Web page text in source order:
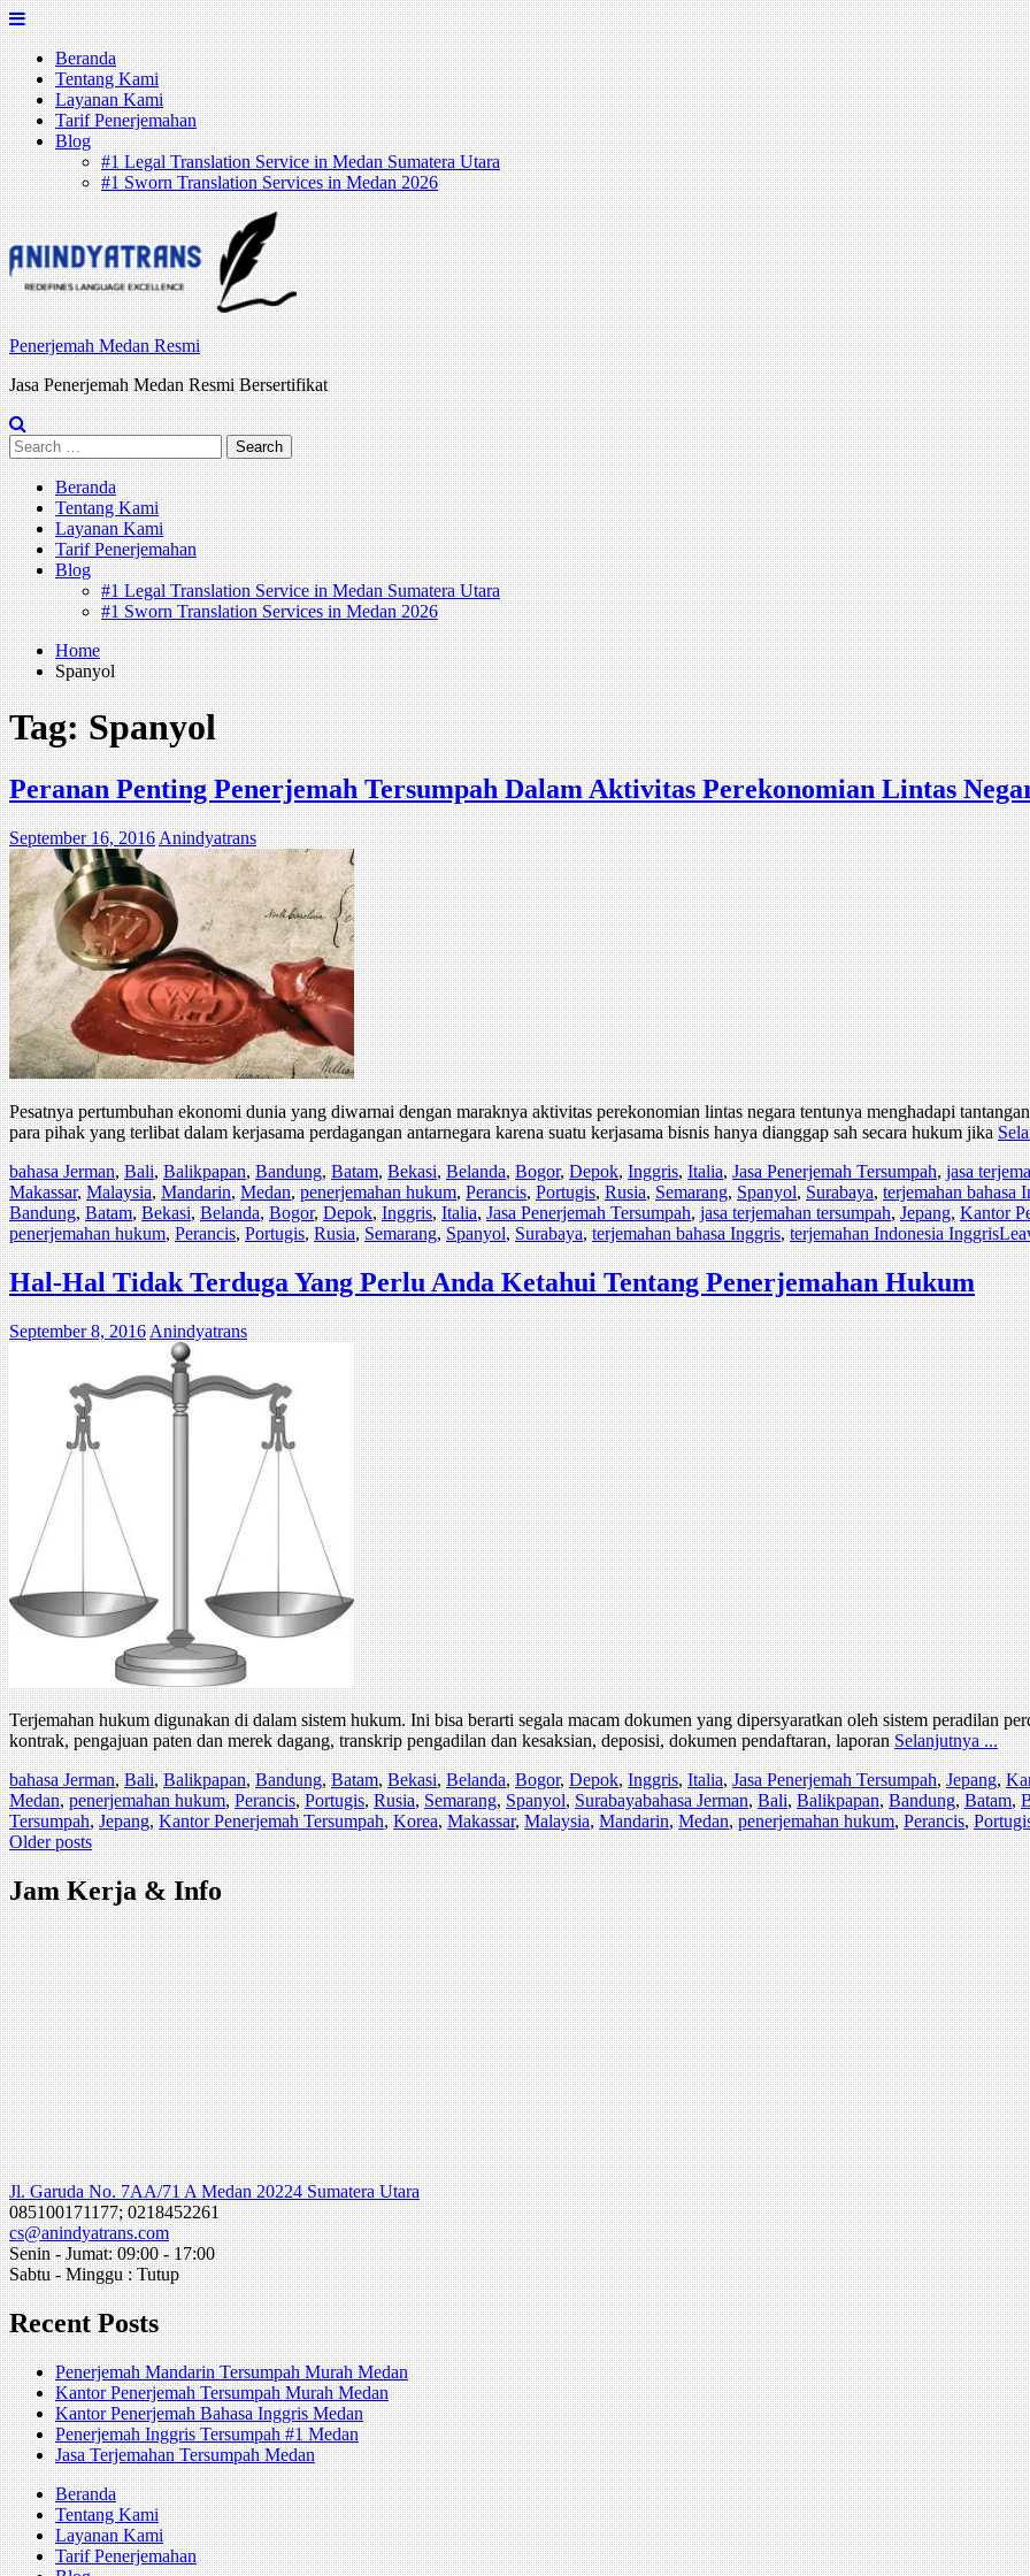
Skip
to
contentBeranda
Tentang Kami
Layanan Kami
Tarif Penerjemahan
Blog
#1 Legal Translation Service in Medan Sumatera Utara
#1 Sworn Translation Services in Medan 2026
Penerjemah Medan Resmi
Jasa Penerjemah Medan Resmi Bersertifikat
Search
for:
Beranda
Tentang Kami
Layanan Kami
Tarif Penerjemahan
Blog
#1 Legal Translation Service in Medan Sumatera Utara
#1 Sworn Translation Services in Medan 2026
Home
Spanyol
Tag:Spanyol
Peranan Penting Penerjemah Tersumpah Dalam Aktivitas Perekonomian Lintas
September 16, 2016Anindyatrans
Pesatnya pertumbuhan ekonomi dunia yang diwarnai dengan maraknya aktivitas perekonomian lintas negara tentunya menghadapi
para pihak yang terlibat dalam kerjasama perdagangan antarnegara karena suatu kerjasama bisnis hanya dianggap sah secara hukum jika
bahasa Jerman,Bali,Balikpapan,Bandung,Batam,Bekasi,Belanda,Bogor,Depok,Inggris,Italia,Jasa Penerjemah Tersumpah,jasa
Makassar,Malaysia,Mandarin,Medan,penerjemahan hukum,Perancis,Portugis,Rusia,Semarang,Spanyol,Surabaya,terjemahan bahasa
Bandung,Batam,Bekasi,Belanda,Bogor,Depok,Inggris,Italia,Jasa Penerjemah Tersumpah,jasa terjemahan tersumpah,Jepang,Kantor
penerjemahan hukum,Perancis,Portugis,Rusia,Semarang,Spanyol,Surabaya,terjemahan bahasa Inggris,terjemahan Indonesia Inggris
Hal-Hal Tidak Terduga Yang Perlu Anda Ketahui Tentang Penerjemahan Hukum
September 8, 2016Anindyatrans
Terjemahan hukum digunakan di dalam sistem hukum. Ini bisa berarti segala macam dokumen yang dipersyaratkan oleh sistem peradilan
kontrak, pengajuan paten dan merek dagang, transkrip pengadilan dan kesaksian, deposisi, dokumen pendaftaran, laporanSelanjutnya ...
bahasa Jerman,Bali,Balikpapan,Bandung,Batam,Bekasi,Belanda,Bogor,Depok,Inggris,Italia,Jasa Penerjemah Tersumpah,Jepang,
Medan,penerjemahan hukum,Perancis,Portugis,Rusia,Semarang,Spanyol,Surabayabahasa Jerman,Bali,Balikpapan,Bandung,Batam,
Tersumpah,Jepang,Kantor Penerjemah Tersumpah,Korea,Makassar,Malaysia,Mandarin,Medan,penerjemahan hukum,Perancis,
Posts
navigation
Older posts
Jam Kerja & Info
Jl. Garuda No. 7AA/71 A Medan 20224 Sumatera Utara
085100171177; 0218452261
cs@anindyatrans.com
Senin - Jumat: 09:00 - 17:00
Sabtu - Minggu : Tutup
Recent Posts
Penerjemah Mandarin Tersumpah Murah Medan
Kantor Penerjemah Tersumpah Murah Medan
Kantor Penerjemah Bahasa Inggris Medan
Penerjemah Inggris Tersumpah #1 Medan
Jasa Terjemahan Tersumpah Medan
Beranda
Tentang Kami
Layanan Kami
Tarif Penerjemahan